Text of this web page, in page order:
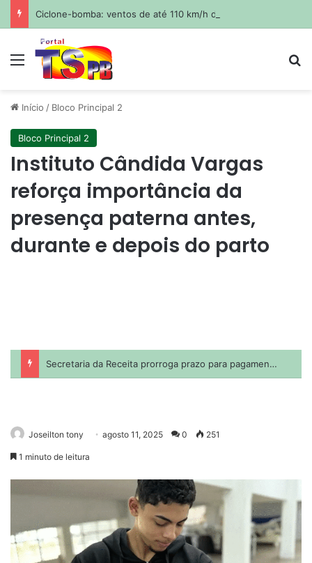
Menu
Início / Bloco Principal 2
Bloco Principal 2
Instituto Cândida Vargas
reforça importância da
presença paterna antes,
durante e depois do parto
Joseilton tony agosto 11, 2025 0 251
1 minuto de leitura